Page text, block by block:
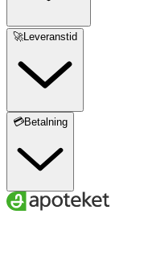
🚀Leveranstid
💳Betalning